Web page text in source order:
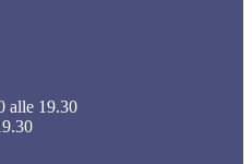
alle 19.30